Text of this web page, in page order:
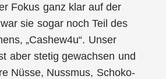
Fokus ganz klar auf der
sie sogar noch Teil des
„Cashew4u“. Unser
aber stetig gewachsen und
Nüsse, Nussmus, Schoko-